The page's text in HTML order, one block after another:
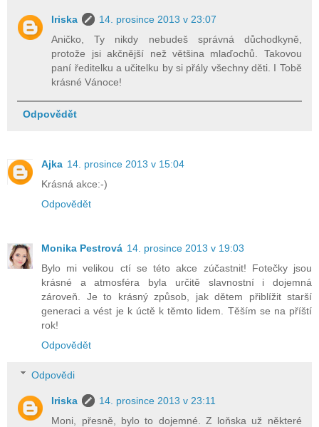
Iriska
14. prosince 2013 v 23:07
Aničko, Ty nikdy nebudeš správná důchodkyně,
protože jsi akčnější než většina mlaďochů. Takovou
paní ředitelku a učitelku by si přály všechny děti. I Tobě
krásné Vánoce!
Odpovědět
Ajka 14. prosince 2013 v 15:04
Krásná akce:-)
Odpovědět
Monika Pestrová 14. prosince 2013 v 19:03
Bylo mi velikou ctí se této akce zúčastnit! Fotečky jsou
krásné a atmosféra byla určitě slavnostní i dojemná
zároveň. Je to krásný způsob, jak dětem přiblížit starší
generaci a vést je k úctě k těmto lidem. Těším se na příští
rok!
Odpovědět
Odpovědi
Iriska
14. prosince 2013 v 23:11
Moni, přesně, bylo to dojemné. Z loňska už některé